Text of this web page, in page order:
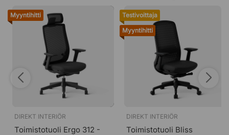
Myyntihitti
DIREKT INTERIÖR
Toimistotuoli Ergo 312 -
Testivoittaja
Myyntihitti
DIREKT INTERIÖR
Toimistotuoli Bliss